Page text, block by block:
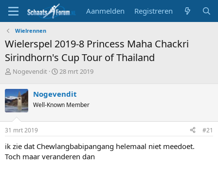
Aanmelden Registreren
Wielrennen
Wielerspel 2019-8 Princess Maha Chackri
Sirindhorn's Cup Tour of Thailand
T
p
i
c
s
t
a
t
e
Nogevendit
S
r
t
a
m
28 mrt 2019
Nogevendit
Well-Known Member
31 mrt 2019 #21
ik zie dat Chewlangbabipangang helemaal niet meedoet.
Toch maar veranderen dan